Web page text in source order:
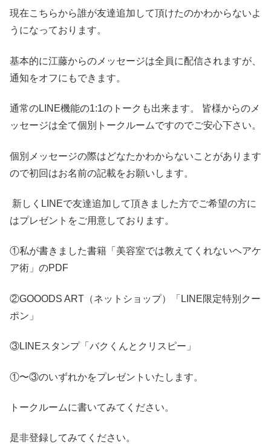
現在こちらから誰が友達追加して頂けたのかわからないよ
うになっております。
基本的に江藤からのメッセージは全員に配信されますが、
通知をオフにもできます。
通常のLINE機能の1:1のトークも出来ます。 皆様からのメ
ッセージは全て個別トークルームですのでご安心下さい。
個別メッセージの際はどなたかわからないことがあります
ので初回はお名前の記載をお願いします。
新しくLINEで友達追加して頂きました方でご希望の方に
はプレゼントをご用意しております。
①私が書きました書籍「美容室では教えてくれないヘアケ
ア術」のPDF
②GOOODS ART（ネットショップ）「LINE限定特別クー
ポン」
③LINEスタンプ「バクくんとクリスピー」
①〜③のいずれかをプレゼントいたします。
トークルームに書いてみてください。
是非登録してみてください。